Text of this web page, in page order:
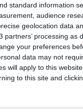
standard information
audience
geolocation data
partners’ processing
your preferences
data may not
will apply to this
to this site and